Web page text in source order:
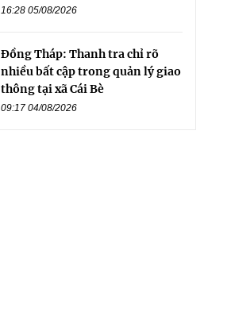
16:28 05/08/2026
Đồng Tháp: Thanh tra chỉ rõ
nhiều bất cập trong quản lý giao
thông tại xã Cái Bè
09:17 04/08/2026